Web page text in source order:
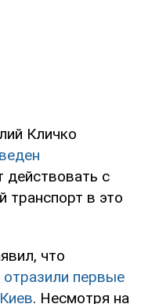
Кличко
действовать с
транспорт в это
что
отразили первые
. Несмотря на